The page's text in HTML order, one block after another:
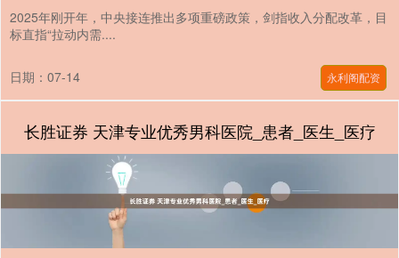
2025年刚开年，中央接连推出多项重磅政策，剑指收入分配改革，目
标直指“拉动内需....
日期：07-14 永利阁配资
长胜证券 天津专业优秀男科医院_患者_医生_医疗